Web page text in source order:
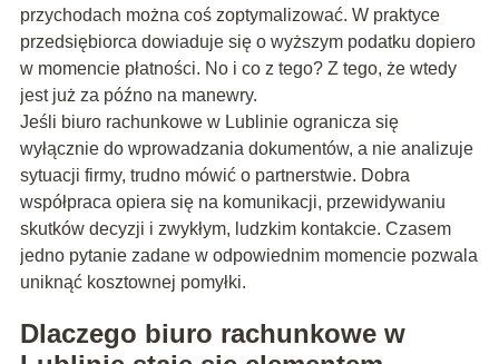
przychodach można coś zoptymalizować. W praktyce
przedsiębiorca dowiaduje się o wyższym podatku dopiero
w momencie płatności. No i co z tego? Z tego, że wtedy
jest już za późno na manewry.
Jeśli biuro rachunkowe w Lublinie ogranicza się
wyłącznie do wprowadzania dokumentów, a nie analizuje
sytuacji firmy, trudno mówić o partnerstwie. Dobra
współpraca opiera się na komunikacji, przewidywaniu
skutków decyzji i zwykłym, ludzkim kontakcie. Czasem
jedno pytanie zadane w odpowiednim momencie pozwala
uniknąć kosztownej pomyłki.
Dlaczego biuro rachunkowe w